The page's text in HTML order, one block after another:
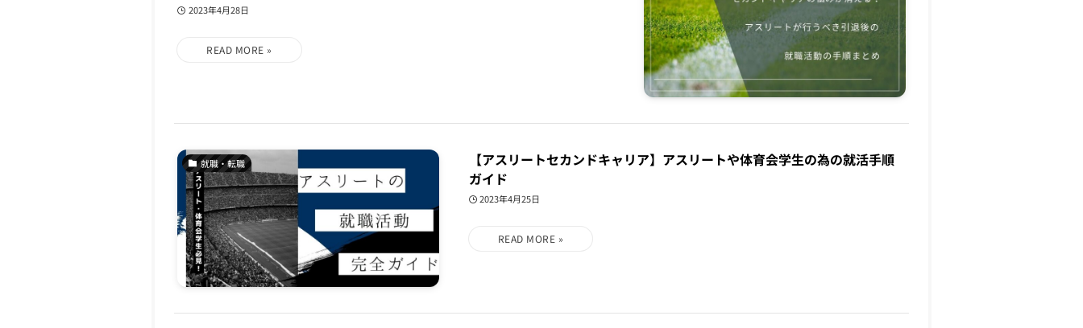
2023年4月28日
就職・転職
【アスリートセカンドキャリア】アスリートや体育会学生の為の就活手順
ガイド
2023年4月25日